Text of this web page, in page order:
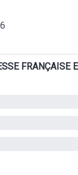
FRANÇAISE